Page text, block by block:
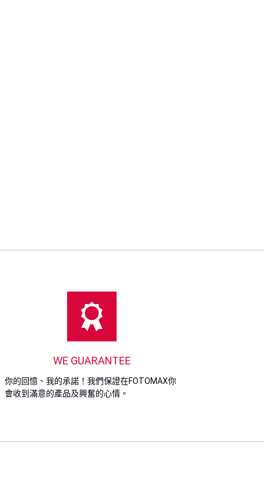
WE GUARANTEE
你的回憶、我的承諾！我們保證在FOTOMAX你
會收到滿意的產品及興奮的心情。